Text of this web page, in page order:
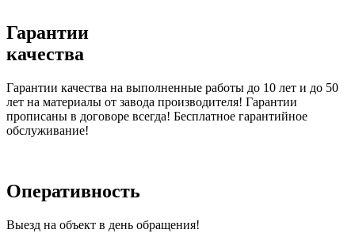
Гарантии
качества
Гарантии качества на выполненные работы до 10 лет и до 50
лет на материалы от завода производителя! Гарантии
прописаны в договоре всегда! Бесплатное гарантийное
обслуживание!
Оперативность
Выезд на объект в день обращения!